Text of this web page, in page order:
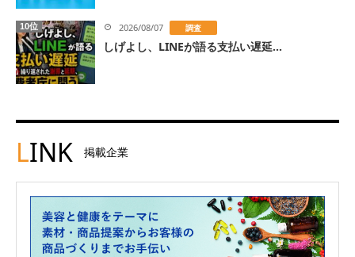
10位 2026/08/07 調査
しげよし、LINEが語る支払い遅延...
LINK 掲載企業